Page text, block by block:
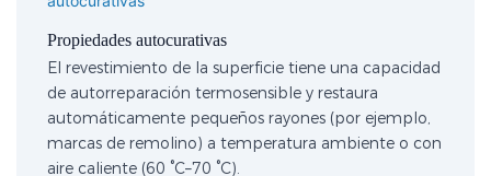
Propiedades autocurativas
El revestimiento de la superficie tiene una capacidad
de autorreparación termosensible y restaura
automáticamente pequeños rayones (por ejemplo,
marcas de remolino) a temperatura ambiente o con
aire caliente (60 °C–70 °C).